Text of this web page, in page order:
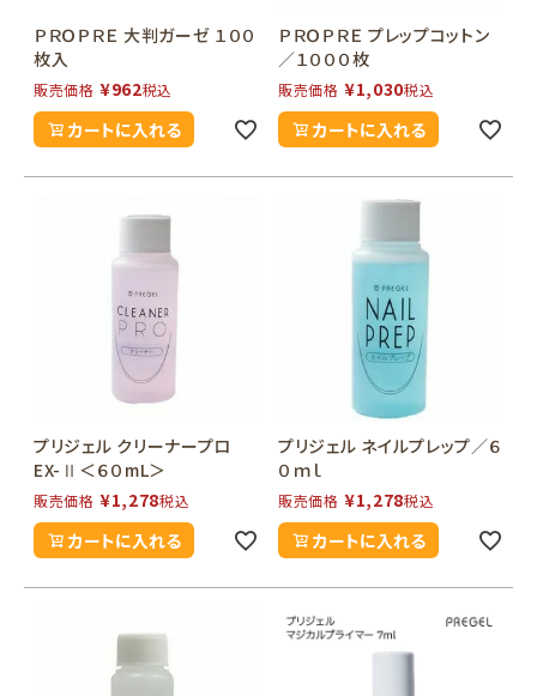
ＰＲＯＰＲＥ 大判ガーゼ １００
枚入
販売価格 ¥962税込
カートに入れる
ＰＲＯＰＲＥ プレップコットン
／１０００枚
販売価格 ¥1,030税込
カートに入れる
プリジェル クリーナープロ
EX-Ⅱ＜６０mL＞
販売価格 ¥1,278税込
カートに入れる
プリジェル ネイルプレップ／６
０ｍｌ
販売価格 ¥1,278税込
カートに入れる